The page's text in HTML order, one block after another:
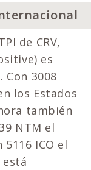
de CRV,
es
3008
los Estados
también
NTM el
ICO el
está